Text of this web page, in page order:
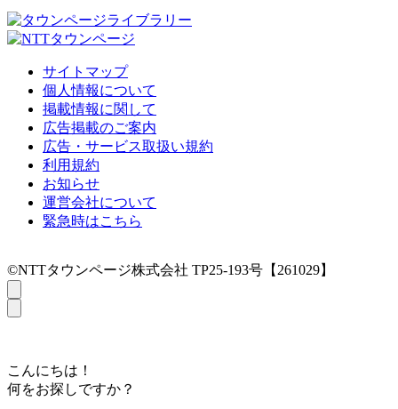
サイトマップ
個人情報について
掲載情報に関して
広告掲載のご案内
広告・サービス取扱い規約
利用規約
お知らせ
運営会社について
緊急時はこちら
©NTTタウンページ株式会社 TP25-193号【261029】
こんにちは！
何をお探しですか？